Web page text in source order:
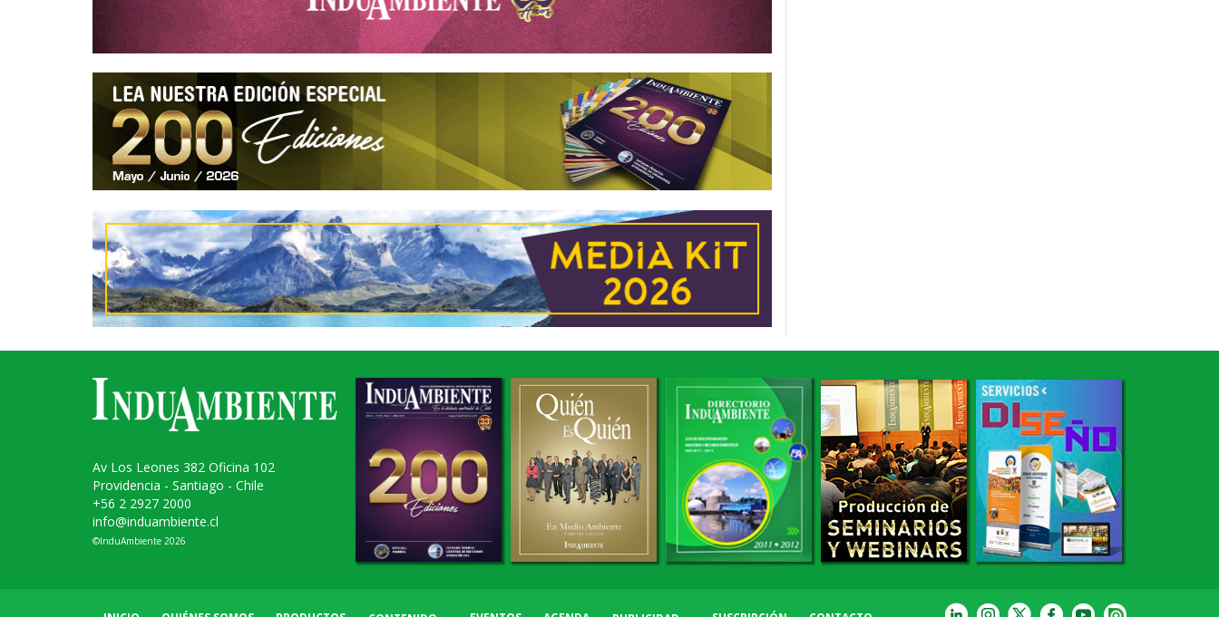
Av Los Leones 382 Oficina 102
Providencia - Santiago - Chile
+56 2 2927 2000
info@induambiente.cl
©InduAmbiente 2026